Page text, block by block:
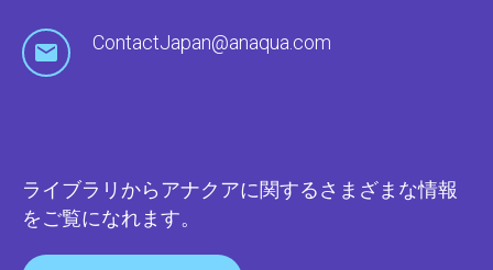
ContactJapan@anaqua.com
ライブラリからアナクアに関するさまざまな情報
をご覧になれます。